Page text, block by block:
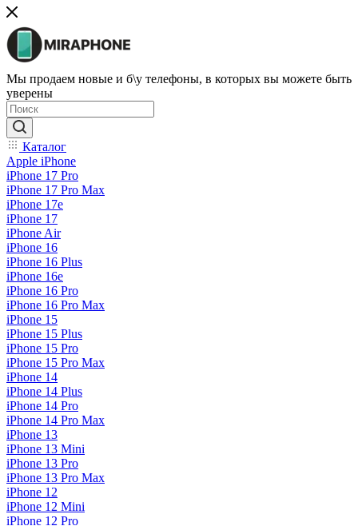
Мы продаем новые и б\у телефоны, в которых вы можете быть
уверены
Каталог
Apple iPhone
iPhone 17 Pro
iPhone 17 Pro Max
iPhone 17e
iPhone 17
iPhone Air
iPhone 16
iPhone 16 Plus
iPhone 16e
iPhone 16 Pro
iPhone 16 Pro Max
iPhone 15
iPhone 15 Plus
iPhone 15 Pro
iPhone 15 Pro Max
iPhone 14
iPhone 14 Plus
iPhone 14 Pro
iPhone 14 Pro Max
iPhone 13
iPhone 13 Mini
iPhone 13 Pro
iPhone 13 Pro Max
iPhone 12
iPhone 12 Mini
iPhone 12 Pro